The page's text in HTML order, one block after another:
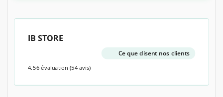
IB STORE
Ce que disent nos clients
4.56 évaluation (54 avis)